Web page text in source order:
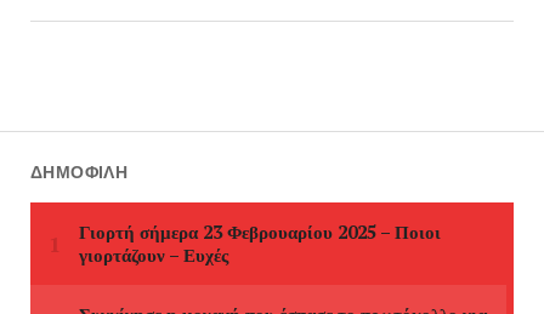
ΔΗΜΟΦΙΛΉ